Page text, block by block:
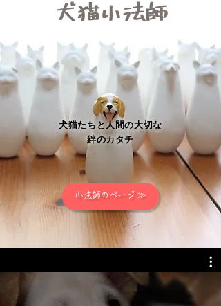
​犬猫小法師
犬猫たちと人間の大切な
絆のカタチ
小法師のページ ≫